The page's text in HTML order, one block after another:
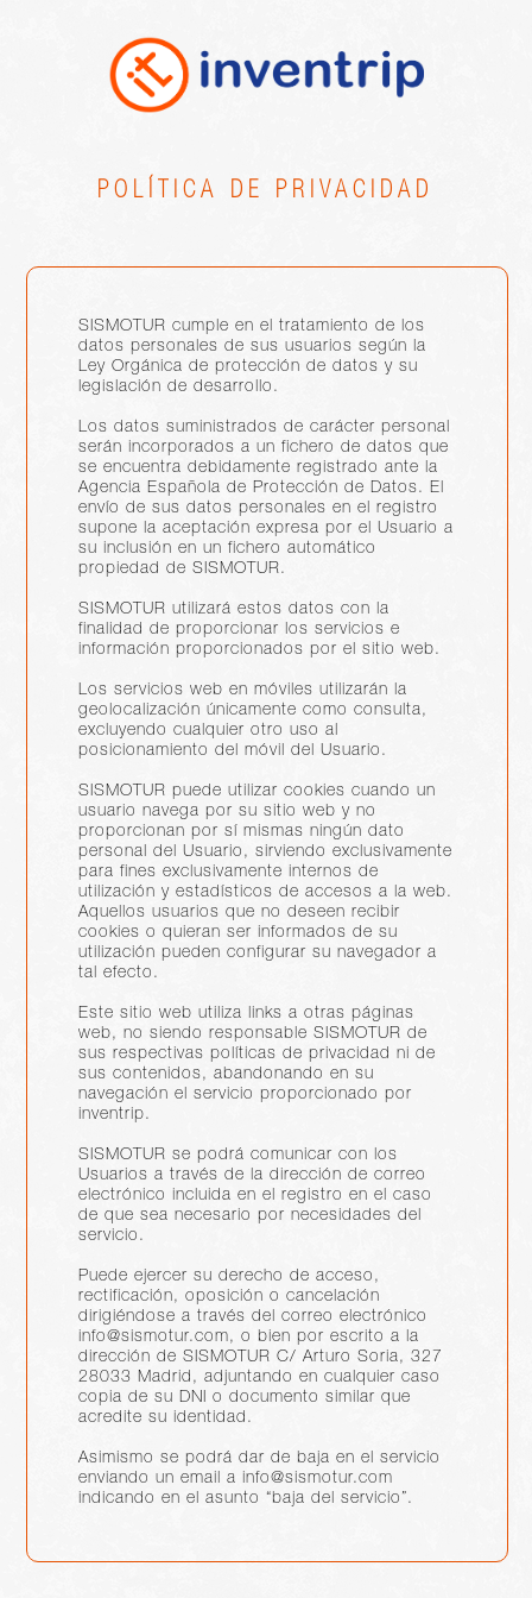
POLÍTICA DE PRIVACIDAD
SISMOTUR cumple en el tratamiento de los
datos personales de sus usuarios según la
Ley Orgánica de protección de datos y su
legislación de desarrollo.
Los datos suministrados de carácter personal
serán incorporados a un fichero de datos que
se encuentra debidamente registrado ante la
Agencia Española de Protección de Datos. El
envío de sus datos personales en el registro
supone la aceptación expresa por el Usuario a
su inclusión en un fichero automático
propiedad de SISMOTUR.
SISMOTUR utilizará estos datos con la
finalidad de proporcionar los servicios e
información proporcionados por el sitio web.
Los servicios web en móviles utilizarán la
geolocalización únicamente como consulta,
excluyendo cualquier otro uso al
posicionamiento del móvil del Usuario.
SISMOTUR puede utilizar cookies cuando un
usuario navega por su sitio web y no
proporcionan por sí mismas ningún dato
personal del Usuario, sirviendo exclusivamente
para fines exclusivamente internos de
utilización y estadísticos de accesos a la web.
Aquellos usuarios que no deseen recibir
cookies o quieran ser informados de su
utilización pueden configurar su navegador a
tal efecto.
Este sitio web utiliza links a otras páginas
web, no siendo responsable SISMOTUR de
sus respectivas políticas de privacidad ni de
sus contenidos, abandonando en su
navegación el servicio proporcionado por
inventrip.
SISMOTUR se podrá comunicar con los
Usuarios a través de la dirección de correo
electrónico incluida en el registro en el caso
de que sea necesario por necesidades del
servicio.
Puede ejercer su derecho de acceso,
rectificación, oposición o cancelación
dirigiéndose a través del correo electrónico
info@sismotur.com, o bien por escrito a la
dirección de SISMOTUR C/ Arturo Soria, 327
28033 Madrid, adjuntando en cualquier caso
copia de su DNI o documento similar que
acredite su identidad.
Asimismo se podrá dar de baja en el servicio
enviando un email a info@sismotur.com
indicando en el asunto “baja del servicio”.